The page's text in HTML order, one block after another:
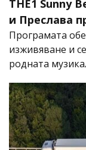
THE1 Sunny
и Преслава
Програмата
изживяване и
родната